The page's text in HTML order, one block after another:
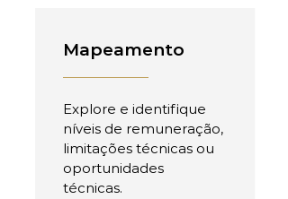
Mapeamento
Explore e identifique
níveis de remuneração,
limitações técnicas ou
oportunidades
técnicas.